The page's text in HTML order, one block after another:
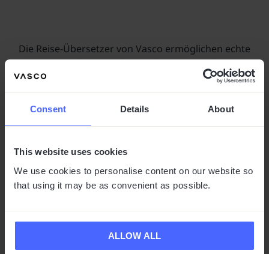
Consent Details About
This website uses cookies
We use cookies to personalise content on our website so
that using it may be as convenient as possible.
ALLOW ALL
Die Reise-Übersetzer von Vasco ermöglichen echte
Gespräche mit Einheimischen – ganz ohne
Fremdsprachenkenntnisse. In fast 200 Ländern der Erde!
Lokale Händler verstehen
Land und Leute kennenlernen, auch ohne
gemeinsame Sprache
VORTEILEN